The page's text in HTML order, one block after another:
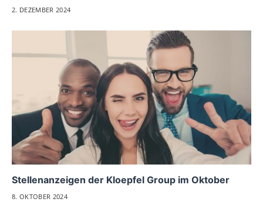
2. DEZEMBER 2024
Stellenanzeigen der Kloepfel Group im Oktober
8. OKTOBER 2024